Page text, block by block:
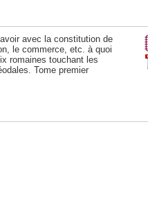
avec la constitution de
le commerce, etc. à quoi
romaines touchant les
Tome premier